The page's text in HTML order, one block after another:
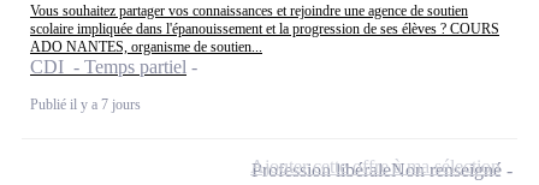
Vous souhaitez partager vos connaissances et rejoindre une agence de soutien
scolaire impliquée dans l'épanouissement et la progression de ses élèves ? COURS
ADO NANTES, organisme de soutien...
CDI - Temps partiel
Publié il y a 7 jours
Profession libéraleNon renseigné
Ajouter cette offre à ma sélection